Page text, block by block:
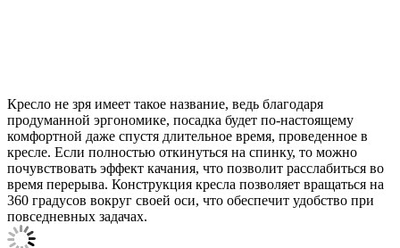
Кресло не зря имеет такое название, ведь благодаря
продуманной эргономике, посадка будет по-настоящему
комфортной даже спустя длительное время, проведенное в
кресле. Если полностью откинуться на спинку, то можно
почувствовать эффект качания, что позволит расслабиться во
время перерыва. Конструкция кресла позволяет вращаться на
360 градусов вокруг своей оси, что обеспечит удобство при
повседневных задачах.